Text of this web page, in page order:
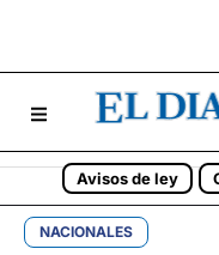
Avisos de ley
NACIONALES